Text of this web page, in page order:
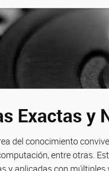
Exactas y
del conocimiento
entre otras.